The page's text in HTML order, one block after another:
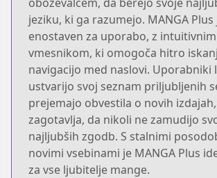
jeziku, ki ga razumejo. MANGA
enostaven za uporabo, z intuitivnim
vmesnikom, ki omogoča hitro
navigacijo med naslovi. Uporabniki
ustvarijo svoj seznam priljubljenih
prejemajo obvestila o novih
zagotavlja, da nikoli ne zamudijo
najljubših zgodb. S stalnimi
novimi vsebinami je MANGA Plus
za vse ljubitelje mange.